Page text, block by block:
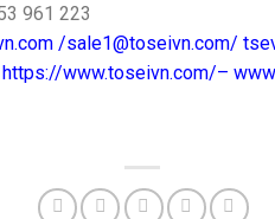
961 223
/sale1@toseivn.com/
www.toseivn.com/–